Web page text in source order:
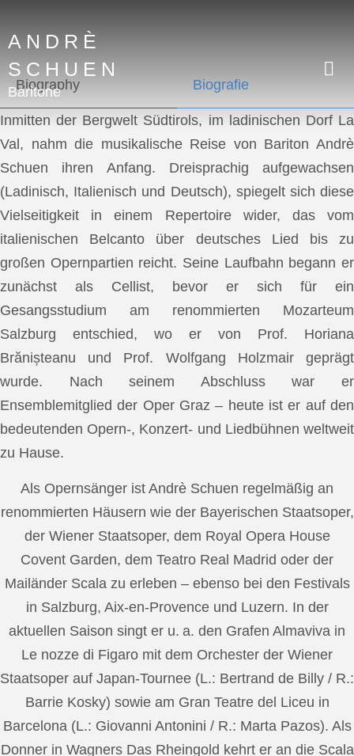
ANDRÈ
SCHUEN
Baritone
Biography Biografie
Inmitten der Bergwelt Südtirols, im ladinischen Dorf La
Val, nahm die musikalische Reise von Bariton Andrè
Schuen ihren Anfang. Dreisprachig aufgewachsen
(Ladinisch, Italienisch und Deutsch), spiegelt sich diese
Vielseitigkeit in einem Repertoire wider, das vom
italienischen Belcanto über deutsches Lied bis zu
großen Opernpartien reicht. Seine Laufbahn begann er
zunächst als Cellist, bevor er sich für ein
Gesangsstudium am renommierten Mozarteum
Salzburg entschied, wo er von Prof. Horiana
Brănișteanu und Prof. Wolfgang Holzmair geprägt
wurde. Nach seinem Abschluss war er
Ensemblemitglied der Oper Graz – heute ist er auf den
bedeutenden Opern-, Konzert- und Liedbühnen weltweit
zu Hause.
Als Opernsänger ist Andrè Schuen regelmäßig an
renommierten Häusern wie der Bayerischen Staatsoper,
der Wiener Staatsoper, dem Royal Opera House
Covent Garden, dem Teatro Real Madrid oder der
Mailänder Scala zu erleben – ebenso bei den Festivals
in Salzburg, Aix-en-Provence und Luzern. In der
aktuellen Saison singt er u. a. den Grafen Almaviva in
Le nozze di Figaro mit dem Orchester der Wiener
Staatsoper auf Japan-Tournee (L.: Bertrand de Billy / R.:
Barrie Kosky) sowie am Gran Teatre del Liceu in
Barcelona (L.: Giovanni Antonini / R.: Marta Pazos). Als
Donner in Wagners Das Rheingold kehrt er an die Scala